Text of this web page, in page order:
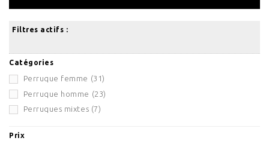
Filtres actifs :
Catégories
Perruque femme (31)
Perruque homme (23)
Perruques mixtes (7)
Prix